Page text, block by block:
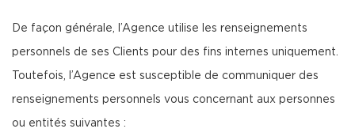
De façon générale, l’Agence utilise les renseignements
personnels de ses Clients pour des fins internes uniquement.
Toutefois, l’Agence est susceptible de communiquer des
renseignements personnels vous concernant aux personnes
ou entités suivantes :